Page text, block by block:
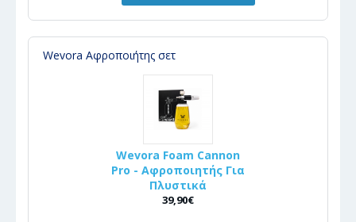
Wevora Αφροποιήτης σετ
Wevora Foam Cannon
Pro - Αφροποιητής Για
Πλυστικά
39,90€